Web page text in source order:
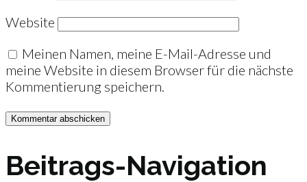
Website
Meinen Namen, meine E-Mail-Adresse und
meine Website in diesem Browser für die nächste
Kommentierung speichern.
Beitrags-Navigation